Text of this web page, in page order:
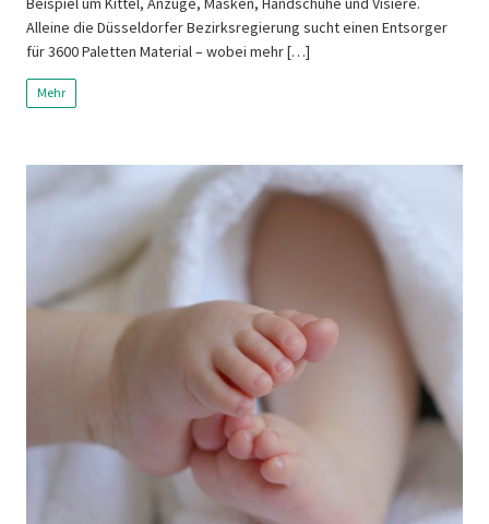
Alleine die Düsseldorfer Bezirksregierung sucht einen Entsorger
für 3600 Paletten Material – wobei mehr […]
Mehr